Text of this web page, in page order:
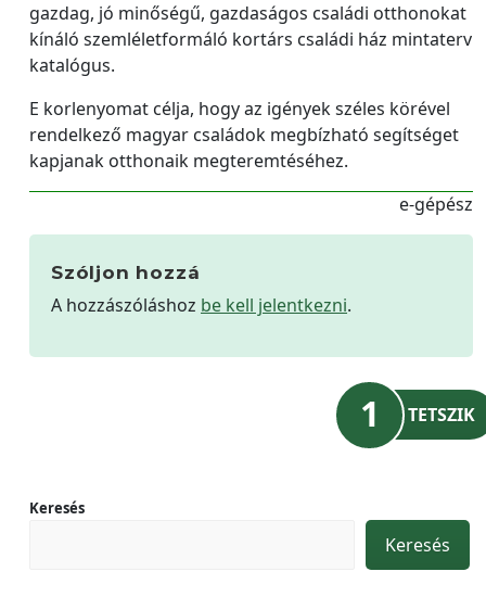
gazdag, jó minőségű, gazdaságos családi otthonokat
kínáló szemléletformáló kortárs családi ház mintaterv
katalógus.
E korlenyomat célja, hogy az igények széles körével
rendelkező magyar családok megbízható segítséget
kapjanak otthonaik megteremtéséhez.
e-gépész
Szóljon hozzá
A hozzászóláshoz be kell jelentkezni.
1 TETSZIK
Keresés
Keresés